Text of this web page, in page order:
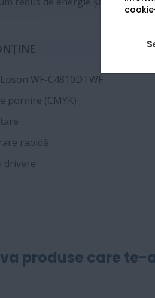
WF-C4810DTWF
pornire (CMYK)
rapidă
drivere
produse care te-